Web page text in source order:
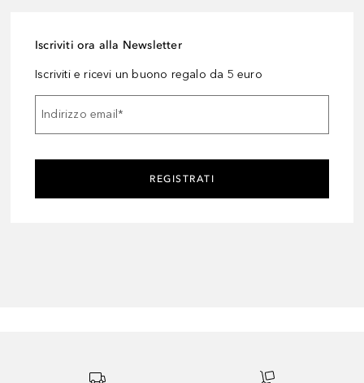
Iscriviti ora alla Newsletter
Iscriviti e ricevi un buono regalo da 5 euro
Indirizzo email*
REGISTRATI